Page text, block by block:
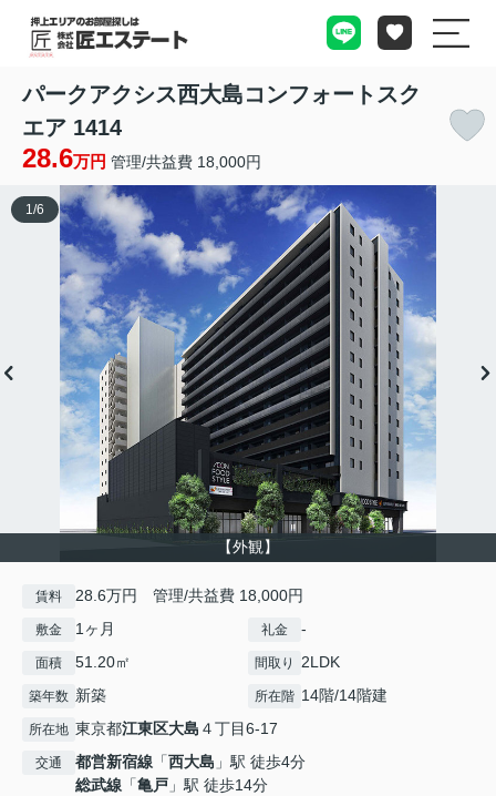
パークアクシス西大島コンフォートスク
エア 1414
28.6万円 管理/共益費 18,000円
【外観】
1 /6
賃料 28.6万円 管理/共益費 18,000円
敷金 1ヶ月 礼金 -
面積 51.20㎡ 間取り 2LDK
築年数 新築 所在階 14階/14階建
所在地 東京都江東区大島 ４丁目6-17
交通 都営新宿線 「西大島 」駅 徒歩4分
総武線 「亀戸 」駅 徒歩14分